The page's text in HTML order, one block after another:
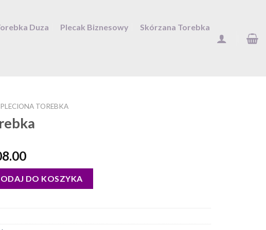
Duza Plecak Biznesowy Skórzana Torebka
PLECIONA TOREBKA
DO KOSZYKA